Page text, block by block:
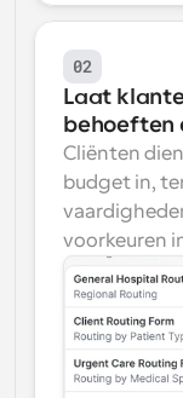
02
Laat
behoeften
Cliënten
budget in,
voorkeuren